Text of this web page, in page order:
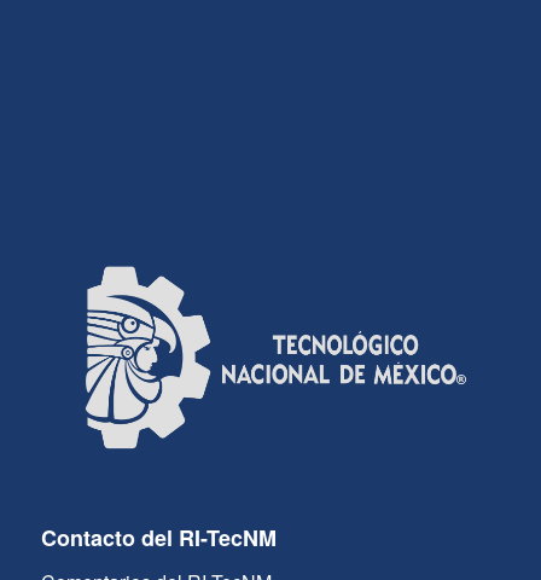
Contacto del RI-TecNM